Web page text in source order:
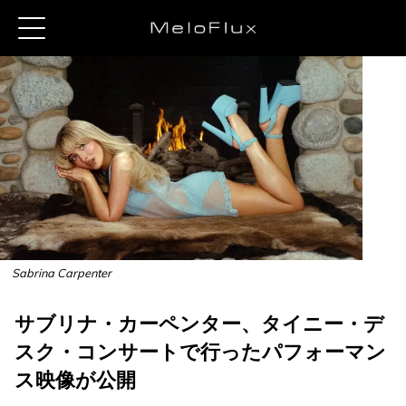
Sabrina Carpenter
サブリナ・カーペンター、タイニー・デ
スク・コンサートで行ったパフォーマン
ス映像が公開